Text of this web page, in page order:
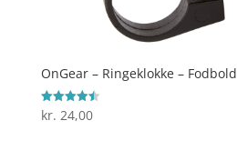
OnGear – Ringeklokke – Fodbold
Vurderet
4.5
kr. 24,00